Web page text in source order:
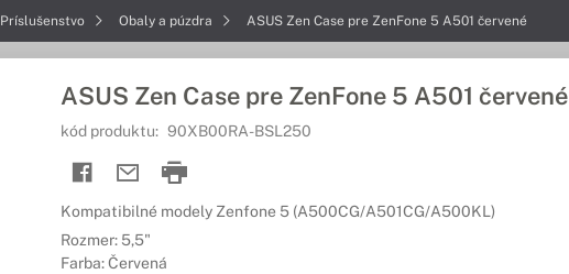
Príslušenstvo Obaly a púzdra ASUS Zen Case pre ZenFone 5 A501 červené
ASUS Zen Case pre ZenFone 5 A501 červené
kód produktu: 90XB00RA-BSL250
Kompatibilné modely Zenfone 5 (A500CG/A501CG/A500KL)
Rozmer: 5,5"
Farba: Červená